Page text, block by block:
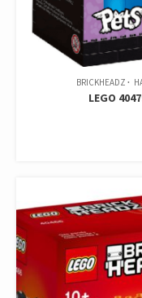
BRICKHEADZ
LEGO